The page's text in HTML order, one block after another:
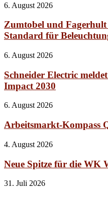
6. August 2026
Zumtobel und
Standard für
6. August 2026
Schneider Electric
Impact 2030
6. August 2026
Arbeitsmarkt-Kompass
4. August 2026
Neue Spitze für die WK
31. Juli 2026